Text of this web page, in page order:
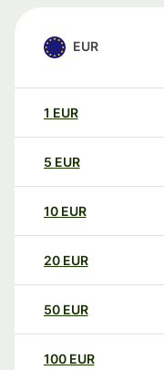
EUR
1 EUR
5 EUR
10 EUR
20 EUR
50 EUR
100 EUR